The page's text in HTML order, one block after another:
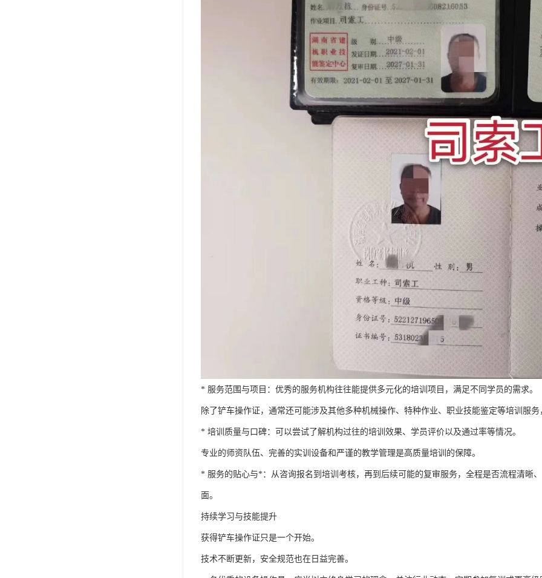
* 服务范围与项目：优秀的服务机构往往能提供多元化的培训项目，满足不同学员的需求。
除了铲车操作证，通常还可能涉及其他多种机械操作、特种作业、职业技能鉴定等培训服
* 培训质量与口碑：可以尝试了解机构过往的培训效果、学员评价以及通过率等情况。
专业的师资队伍、完善的实训设备和严谨的教学管理是高质量培训的保障。
* 服务的贴心与*：从咨询报名到培训考核，再到后续可能的复审服务，全程是否流程清晰
面。
持续学习与技能提升
获得铲车操作证只是一个开始。
技术不断更新，安全规范也在日益完善。